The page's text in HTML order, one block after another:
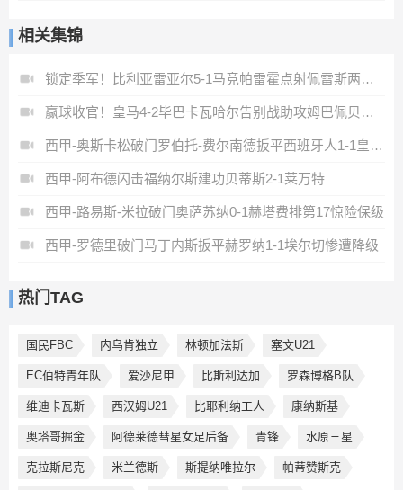
相关集锦
锁定季军！比利亚雷亚尔5-1马竞帕雷霍点射佩雷斯两射一传
赢球收官！皇马4-2毕巴卡瓦哈尔告别战助攻姆巴佩贝林厄姆破门
西甲-奥斯卡松破门罗伯托-费尔南德扳平西班牙人1-1皇家社会
西甲-阿布德闪击福纳尔斯建功贝蒂斯2-1莱万特
西甲-路易斯-米拉破门奥萨苏纳0-1赫塔费排第17惊险保级
西甲-罗德里破门马丁内斯扳平赫罗纳1-1埃尔切惨遭降级
热门TAG
国民FBC 内乌肯独立 林顿加法斯 塞文U21
EC伯特青年队 爱沙尼甲 比斯利达加 罗森博格B队
维迪卡瓦斯 西汉姆U21 比耶利纳工人 康纳斯基
奥塔哥掘金 阿德莱德彗星女足后备 青锋 水原三星
克拉斯尼克 米兰德斯 斯提纳唯拉尔 帕蒂赞斯克